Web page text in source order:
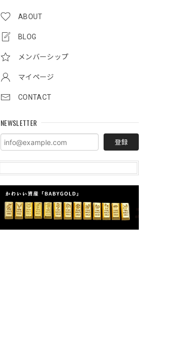
ABOUT
BLOG
メンバーシップ
マイページ
CONTACT
NEWSLETTER
登録